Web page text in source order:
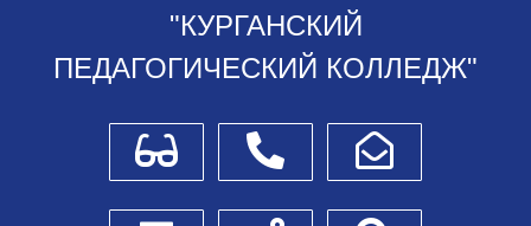
"КУРГАНСКИЙ
ПЕДАГОГИЧЕСКИЙ КОЛЛЕДЖ"
Для слабовидящихТелефоныНаписать обращение